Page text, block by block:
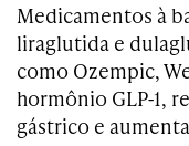
Medicamentos à
liraglutida e
como Ozempic,
hormônio GLP-1,
gástrico e